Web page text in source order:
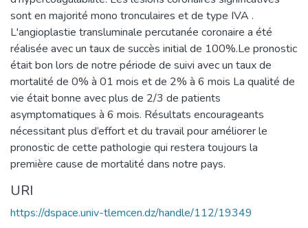
sont en majorité mono tronculaires et de type IVA .
L'angioplastie transluminale percutanée coronaire a été
réalisée avec un taux de succès initial de 100%.Le pronostic
était bon lors de notre période de suivi avec un taux de
mortalité de 0% à 01 mois et de 2% à 6 mois La qualité de
vie était bonne avec plus de 2/3 de patients
asymptomatiques à 6 mois. Résultats encourageants
nécessitant plus d’effort et du travail pour améliorer le
pronostic de cette pathologie qui restera toujours la
première cause de mortalité dans notre pays.
URI
https://dspace.univ-tlemcen.dz/handle/112/19349